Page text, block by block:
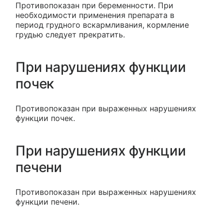
Противопоказан при беременности. При
необходимости применения препарата в
период грудного вскармливания, кормление
грудью следует прекратить.
При нарушениях функции
почек
Противопоказан при выраженных нарушениях
функции почек.
При нарушениях функции
печени
Противопоказан при выраженных нарушениях
функции печени.